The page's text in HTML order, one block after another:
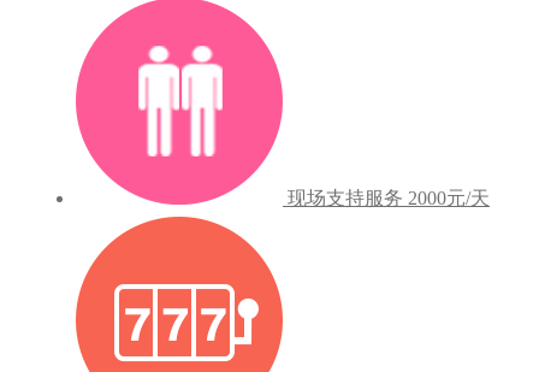
现场支持服务 2000元/天